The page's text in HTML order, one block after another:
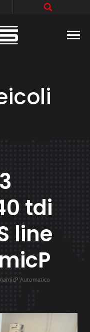
tdi
line
Automatico